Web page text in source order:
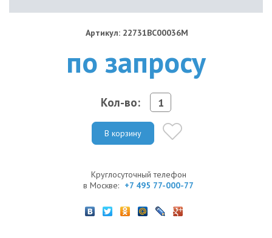
Артикул: 22731BC00036M
по запросу
Кол-во:
В корзину
Круглосуточный телефон
в Москве: +7 495 77-000-77